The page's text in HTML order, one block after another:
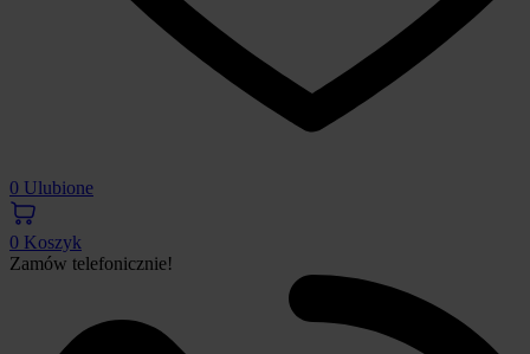
0 Ulubione
0 Koszyk
Zamów telefonicznie!